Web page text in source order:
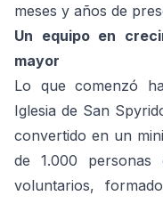
meses y años de
Un equipo en
mayor
Lo que comenzó
Iglesia de San
convertido en un
de 1.000
voluntarios,